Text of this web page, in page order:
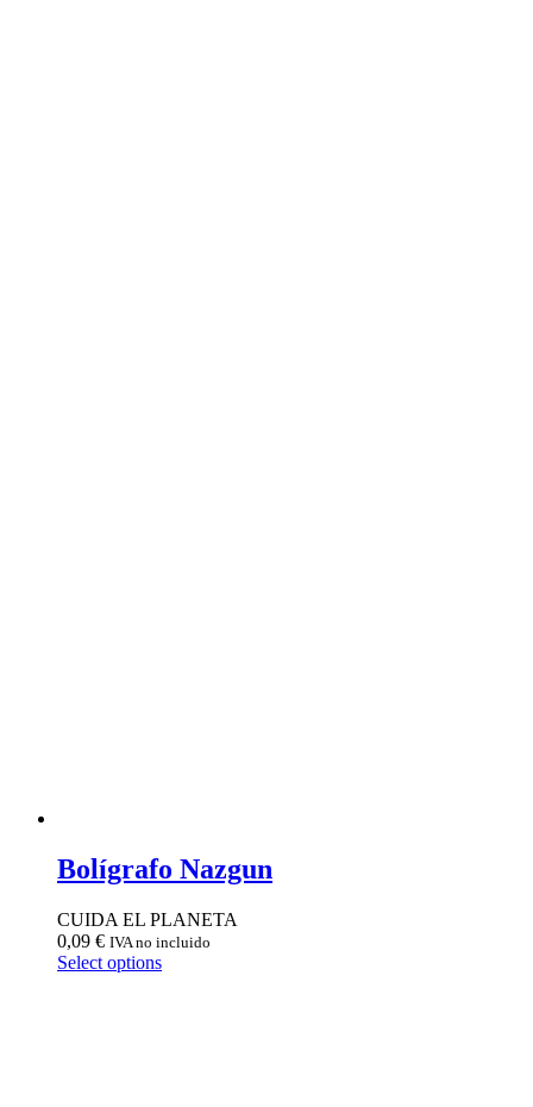
Bolígrafo Nazgun
CUIDA EL PLANETA
0,09 € IVA no incluido
Select options